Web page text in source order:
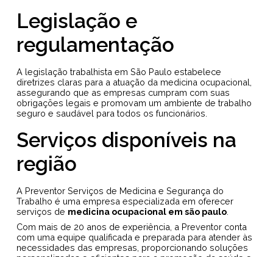
Legislação e
regulamentação
A legislação trabalhista em São Paulo estabelece
diretrizes claras para a atuação da medicina ocupacional,
assegurando que as empresas cumpram com suas
obrigações legais e promovam um ambiente de trabalho
seguro e saudável para todos os funcionários.
Serviços disponíveis na
região
A Preventor Serviços de Medicina e Segurança do
Trabalho é uma empresa especializada em oferecer
serviços de medicina ocupacional em são paulo
Com mais de 20 anos de experiência, a Preventor conta
com uma equipe qualificada e preparada para atender às
necessidades das empresas, proporcionando soluções